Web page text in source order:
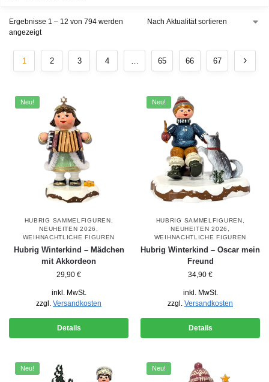
Ergebnisse 1 – 12 von 794 werden
angezeigt
1 2 3 4 … 65 66 67
Neu!
HUBRIG SAMMELFIGUREN,
NEUHEITEN 2026 ,
WEIHNACHTLICHE FIGUREN
Hubrig Winterkind – Mädchen
mit Akkordeon
29,90 €
inkl. MwSt.
zzgl. Versandkosten
Details
Neu!
HUBRIG SAMMELFIGUREN,
NEUHEITEN 2026 ,
WEIHNACHTLICHE FIGUREN
Hubrig Winterkind – Oscar mein
Freund
34,90 €
inkl. MwSt.
zzgl. Versandkosten
Details
Neu! Neu!